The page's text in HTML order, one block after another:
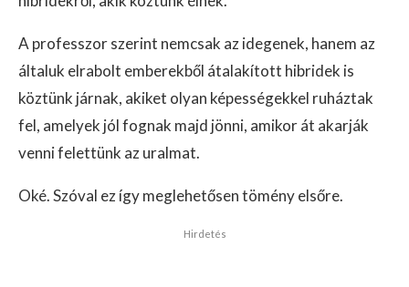
A professzor szerint nemcsak az idegenek, hanem az
általuk elrabolt emberekből átalakított hibridek is
köztünk járnak, akiket olyan képességekkel ruháztak
fel, amelyek jól fognak majd jönni, amikor át akarják
venni felettünk az uralmat.
Oké. Szóval ez így meglehetősen tömény elsőre.
Hirdetés